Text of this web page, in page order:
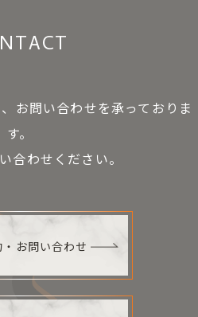
お問い合わせを承っておりま
す。
合わせください。
お問い合わせ